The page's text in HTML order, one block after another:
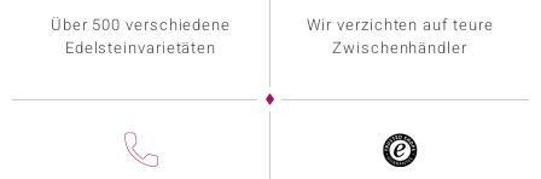
Über 500 verschiedene
Edelsteinvarietäten
Wir verzichten auf teure
Zwischenhändler